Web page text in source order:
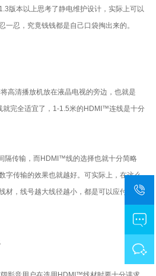
版本以上思考了静电维护设计，实际上可以
一忍，究竟钱钱都是自己口袋掏出来的。
高清播放机放在液晶电视的旁边，也就是
完全适宜了，1-1.5米的HDMI™连线是十分
隔传输，而HDMI™线的选择也就十分简略
字传输的效果也就越好。可实际上，在这么
材，线号越大线径越小，都是可以应付得过